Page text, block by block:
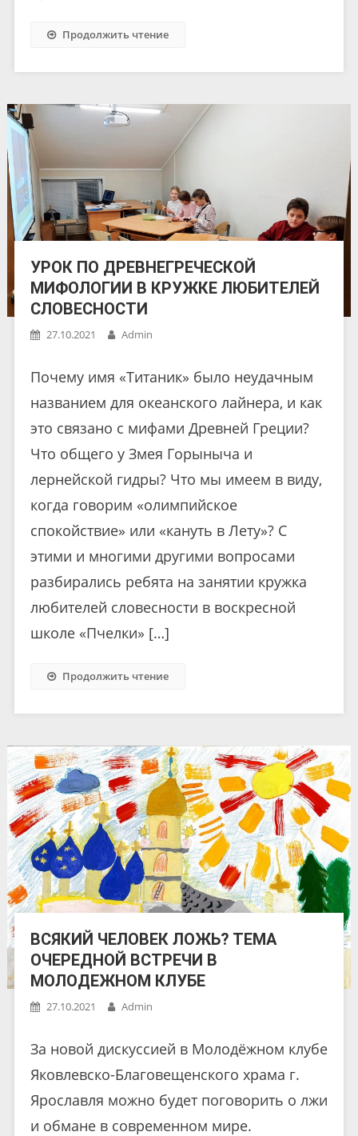
Продолжить чтение
УРОК ПО ДРЕВНЕГРЕЧЕСКОЙ
МИФОЛОГИИ В КРУЖКЕ ЛЮБИТЕЛЕЙ
СЛОВЕСНОСТИ
27.10.2021 Admin
Почему имя «Титаник» было неудачным
названием для океанского лайнера, и как
это связано с мифами Древней Греции?
Что общего у Змея Горыныча и
лернейской гидры? Что мы имеем в виду,
когда говорим «олимпийское
спокойствие» или «кануть в Лету»? С
этими и многими другими вопросами
разбирались ребята на занятии кружка
любителей словесности в воскресной
школе «Пчелки» […]
Продолжить чтение
ВСЯКИЙ ЧЕЛОВЕК ЛОЖЬ? ТЕМА
ОЧЕРЕДНОЙ ВСТРЕЧИ В
МОЛОДЕЖНОМ КЛУБЕ
27.10.2021 Admin
За новой дискуссией в Молодёжном клубе
Яковлевско-Благовещенского храма г.
Ярославля можно будет поговорить о лжи
и обмане в современном мире.